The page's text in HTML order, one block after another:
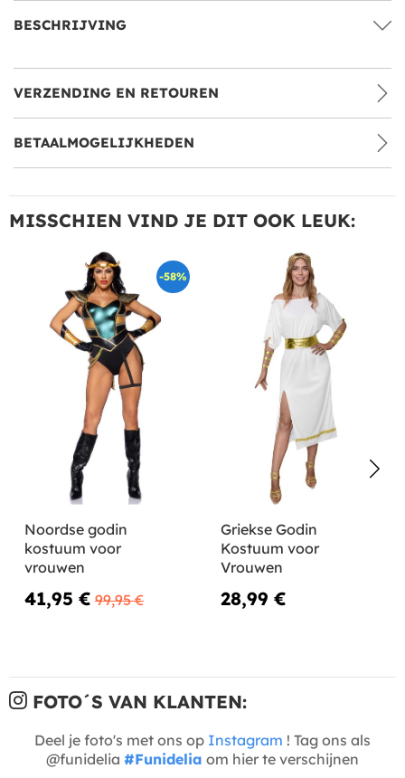
BESCHRIJVING
VERZENDING EN RETOUREN
BETAALMOGELIJKHEDEN
MISSCHIEN VIND JE DIT OOK LEUK:
-58%
Noordse godin
kostuum voor
vrouwen
41,95 € 99,95 €
Griekse Godin
Kostuum voor
Vrouwen
28,99 €
FOTO´S VAN KLANTEN:
Deel je foto's met ons op Instagram ! Tag ons als
@funidelia #Funidelia om hier te verschijnen